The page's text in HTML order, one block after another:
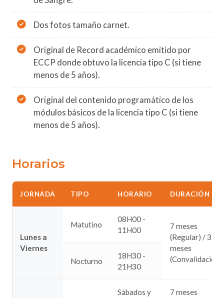
Dos fotos tamaño carnet.
Original de Record académico emitido por
ECCP donde obtuvo la licencia tipo C (si tiene
menos de 5 años).
Original del contenido programático de los
módulos básicos de la licencia tipo C (si tiene
menos de 5 años).
Horarios
JORNADA TIPO HORARIO DURACIÓN
Lunes a
Viernes
Matutino
08H00 -
11H00
7 meses
(Regular) / 3
meses
(Convalidación)
Nocturno
18H30 -
21H30
Sábados y
7 meses